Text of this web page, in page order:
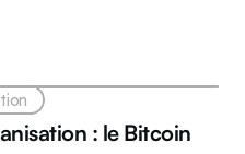
: le Bitcoin